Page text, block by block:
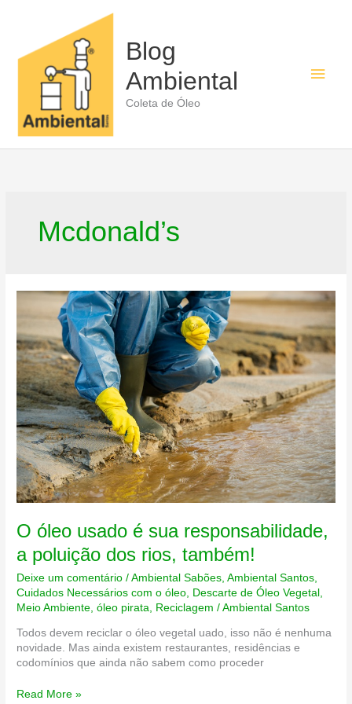
conteúdo
Blog
Ambiental
Coleta de Óleo
Mcdonald’s
O óleo usado é sua responsabilidade,
a poluição dos rios, também!
Deixe um comentário /Ambiental Sabões ,Ambiental Santos
Cuidados Necessários com o óleo Descarte de Óleo Vegetal
Meio Ambiente ,óleo pirata Reciclagem /Ambiental Santos
Todos devem reciclar o óleo vegetal uado, isso não é nenhuma
novidade. Mas ainda existem restaurantes, residências e
codomínios que ainda não sabem como proceder
O
Read More »